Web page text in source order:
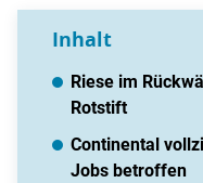
Inhalt
Riese im
Rotstift
Continental
Jobs betroffen